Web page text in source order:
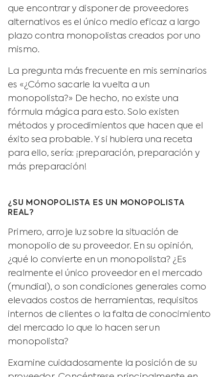
que encontrar y disponer de proveedores
alternativos es el único medio eficaz a largo
plazo contra monopolistas creados por uno
mismo.
La pregunta más frecuente en mis seminarios
es «¿Cómo sacarle la vuelta a un
monopolista?» De hecho, no existe una
fórmula mágica para esto. Solo existen
métodos y procedimientos que hacen que el
éxito sea probable. Y si hubiera una receta
para ello, sería: ¡preparación, preparación y
más preparación!
¿SU MONOPOLISTA ES UN MONOPOLISTA
REAL?
Primero, arroje luz sobre la situación de
monopolio de su proveedor. En su opinión,
¿qué lo convierte en un monopolista? ¿Es
realmente el único proveedor en el mercado
(mundial), o son condiciones generales como
elevados costos de herramientas, requisitos
internos de clientes o la falta de conocimiento
del mercado lo que lo hacen ser un
monopolista?
Examine cuidadosamente la posición de su